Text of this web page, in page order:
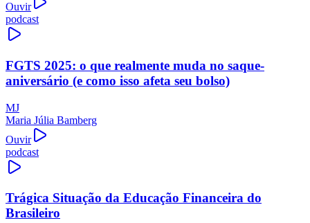
Ouvir
podcast
FGTS 2025: o que realmente muda no saque-
aniversário (e como isso afeta seu bolso)
MJ
Maria Júlia Bamberg
Ouvir
podcast
Trágica Situação da Educação Financeira do
Brasileiro